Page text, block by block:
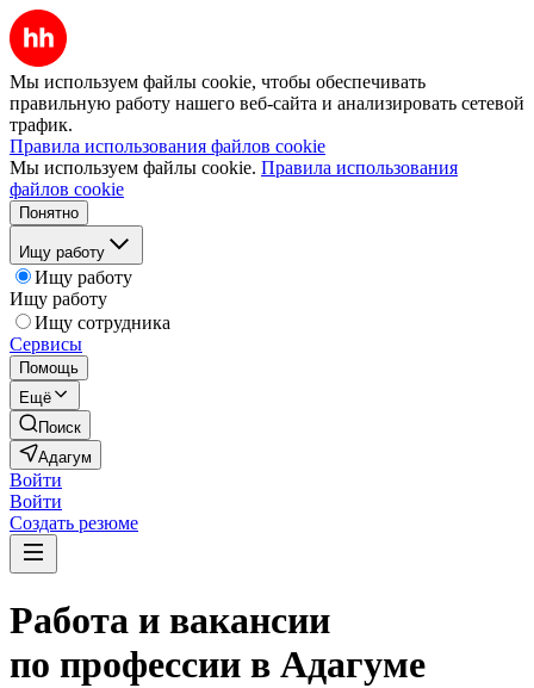
Мы используем файлы cookie, чтобы обеспечивать
правильную работу нашего веб-сайта и анализировать сетевой
трафик.
Правила использования файлов cookie
Мы используем файлы cookie. Правила использования
файлов cookie
Понятно
Ищу работу
Ищу работу
Ищу работу
Ищу сотрудника
Сервисы
Помощь
Ещё
Поиск
Адагум
Войти
Войти
Создать резюме
Работа и вакансии
по профессии в Адагуме